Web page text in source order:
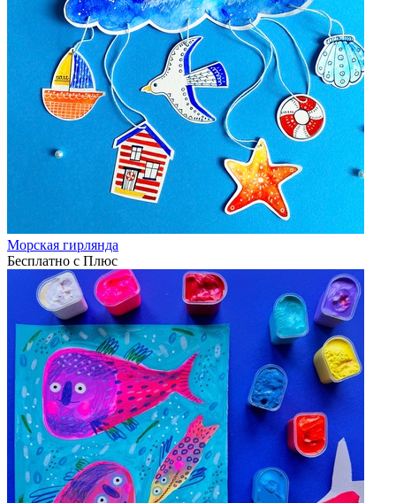
Морская гирлянда
Бесплатно с Плюс